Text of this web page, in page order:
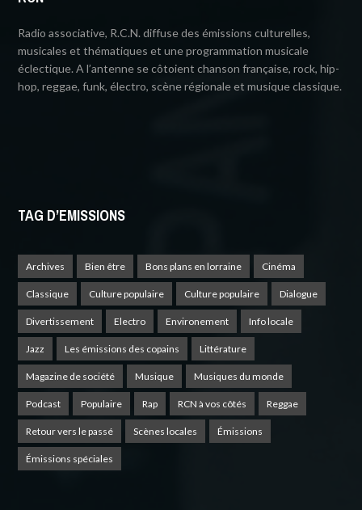
Radio associative, R.C.N. diffuse des émissions culturelles,
musicales et thématiques et une programmation musicale
éclectique. A l’antenne se côtoient chanson française, rock, hip-
hop, reggae, funk, électro, scène régionale et musique classique.
TAG D’EMISSIONS
Archives Bien être Bons plans en lorraine Cinéma
Classique Culture populaire Culture populaire Dialogue
Divertissement Electro Environement Info locale
Jazz Les émissions des copains Littérature
Magazine de société Musique Musiques du monde
Podcast Populaire Rap RCN à vos côtés Reggae
Retour vers le passé Scènes locales Émissions
Émissions spéciales